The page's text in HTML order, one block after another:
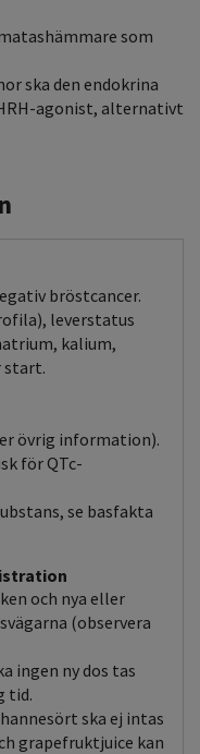
som
ska den endokrina
agonist, alternativt
bröstcancer.
leverstatus
kalium,
start.
övrig information).
för QTc-
se basfakta
och nya eller
(observera
ingen ny dos tas
tid.
ska ej intas
grapefruktjuice kan